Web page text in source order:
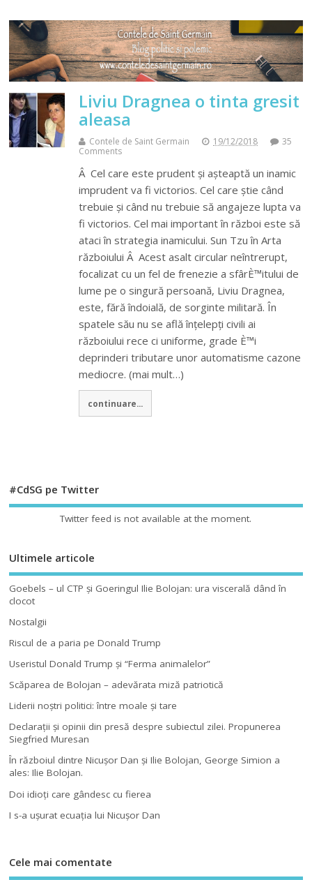
Liviu Dragnea o tinta gresit
aleasa
Contele de Saint Germain 19/12/2018
35
Comments
Â Cel care este prudent și așteaptă un inamic
imprudent va fi victorios. Cel care știe când
trebuie și când nu trebuie să angajeze lupta va
fi victorios. Cel mai important în război este să
ataci în strategia inamicului. Sun Tzu în Arta
războiului Â Acest asalt circular neîntrerupt,
focalizat cu un fel de frenezie a sfârÈ™itului de
lume pe o singură persoană, Liviu Dragnea,
este, fără îndoială, de sorginte militară. În
spatele său nu se află înțelepți civili ai
războiului rece ci uniforme, grade È™i
deprinderi tributare unor automatisme cazone
mediocre. (mai mult…)
continuare...
#CdSG pe Twitter
Twitter feed is not available at the moment.
Ultimele articole
Goebels – ul CTP şi Goeringul Ilie Bolojan: ura viscerală dând în
clocot
Nostalgii
Riscul de a paria pe Donald Trump
Useristul Donald Trump şi “Ferma animalelor”
Scăparea de Bolojan – adevărata miză patriotică
Liderii noştri politici: între moale şi tare
Declaraţii şi opinii din presă despre subiectul zilei. Propunerea
Siegfried Muresan
În războiul dintre Nicuşor Dan şi Ilie Bolojan, George Simion a
ales: Ilie Bolojan.
Doi idioţi care gândesc cu fierea
I s-a uşurat ecuaţia lui Nicuşor Dan
Cele mai comentate